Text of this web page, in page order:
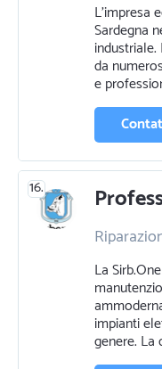
L'impresa
Sardegna
da
e
16.
La
impianti
genere. La